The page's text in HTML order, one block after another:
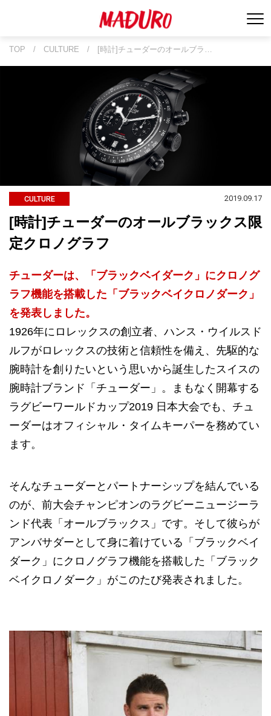
TOP / CULTURE / [時計]チューダーのオールブラ…
CULTURE 2019.09.17
[時計]チューダーのオールブラックス限
定クロノグラフ
チューダーは、「ブラックベイダーク」にクロノグ
ラフ機能を搭載した「ブラックベイクロノダーク」
を発表しました。
1926年にロレックスの創立者、ハンス・ウイルスド
ルフがロレックスの技術と信頼性を備え、先駆的な
腕時計を創りたいという思いから誕生したスイスの
腕時計ブランド「チューダー」。まもなく開幕する
ラグビーワールドカップ2019 日本大会でも、チュ
ーダーはオフィシャル・タイムキーパーを務めてい
ます。
そんなチューダーとパートナーシップを結んでいる
のが、前大会チャンピオンのラグビーニュージーラ
ンド代表「オールブラックス」です。そして彼らが
アンバサダーとして身に着けている「ブラックベイ
ダーク」にクロノグラフ機能を搭載した「ブラック
ベイクロノダーク」がこのたび発表されました。